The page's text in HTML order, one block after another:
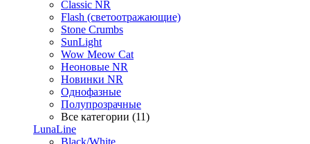
Classic NR
Flash (светоотражающие)
Stone Crumbs
SunLight
Wow Meow Cat
Неоновые NR
Новинки NR
Однофазные
Полупрозрачные
Все категории (11)
LunaLine
Black/White